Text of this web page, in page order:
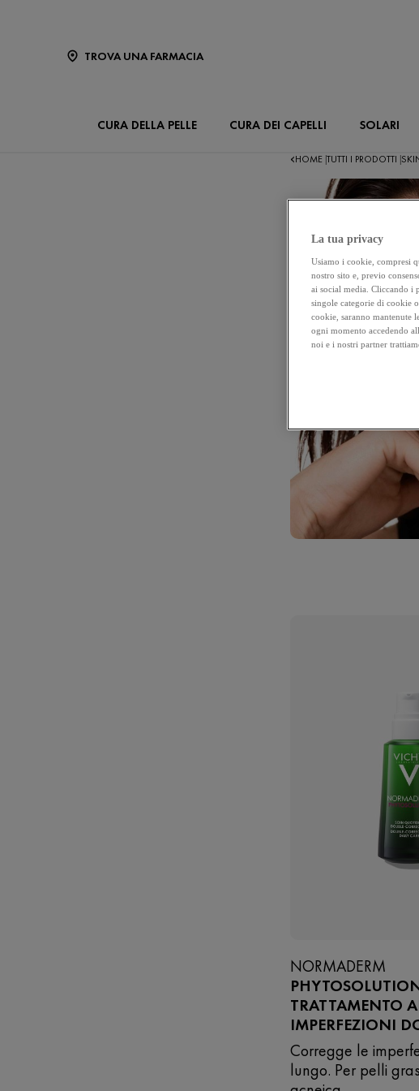
TROVA UNA FARMACIA
CURA DELLA PELLE CURA DEI CAPELLI SOLARI
HOME |TUTTI I PRODOTTI
NORMADERM
TRATTAMENTO
IMPERFEZIONI
Corregge le
lungo. Per pelli
La tua privacy
Usiamo i cookie, compresi
nostro sito e, previo
ai social media. Cliccando i
singole categorie di cookie
cookie, saranno mantenute
ogni momento accedendo
noi e i nostri partner